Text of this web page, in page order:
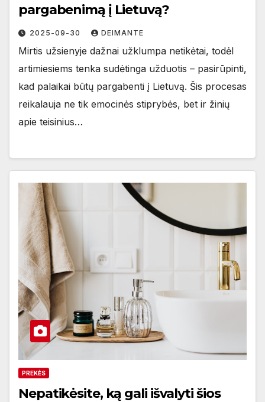
pargabenimą į Lietuvą?
2025-09-30 DEIMANTE
Mirtis užsienyje dažnai užklumpa netikėtai, todėl
artimiesiems tenka sudėtinga užduotis – pasirūpinti,
kad palaikai būtų pargabenti į Lietuvą. Šis procesas
reikalauja ne tik emocinės stiprybės, bet ir žinių
apie teisinius…
PREKĖS
Nepatikėsite, ką gali išvalyti šios